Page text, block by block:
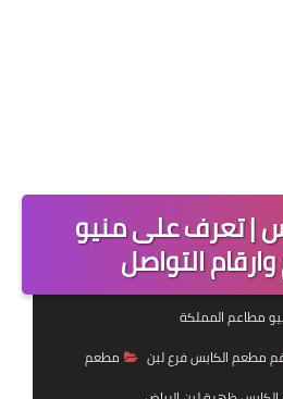
| تعرف على منيو
التواصل
مطاعم المملكة
مطعم الكابس فرع لبن
مطعم